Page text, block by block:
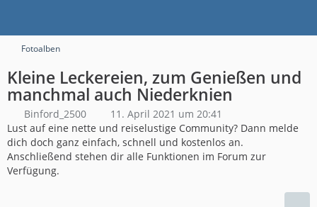
Fotoalben
Kleine Leckereien, zum Genießen und
manchmal auch Niederknien
Binford_2500
11. April 2021 um 20:41
Lust auf eine nette und reiselustige Community? Dann melde
dich doch ganz einfach, schnell und kostenlos an.
Anschließend stehen dir alle Funktionen im Forum zur
Verfügung.